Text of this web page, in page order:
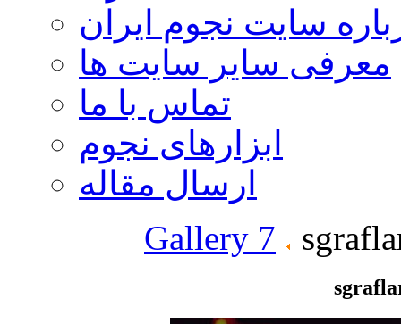
سایت نجوم ایران
معرفی سایر سایت ها
تماس با ما
ابزارهای نجوم
ارسال مقاله
Gallery 7